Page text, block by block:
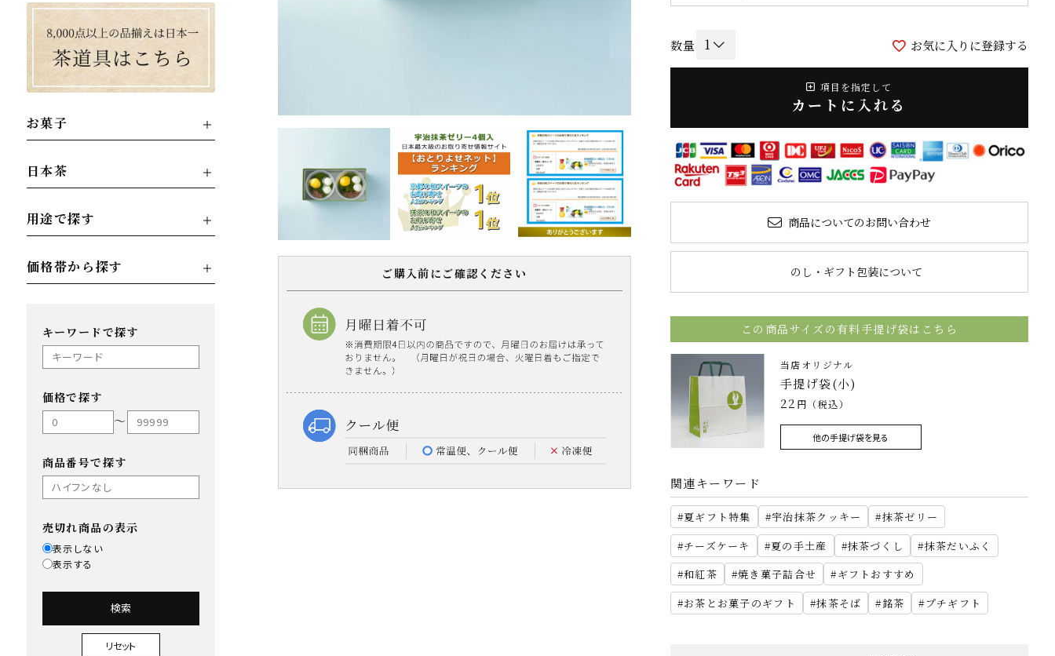
お菓子
日本茶
用途で探す
価格帯から探す
キーワードで探す
価格で探す
〜
商品番号で探す
売切れ商品の表示
表示しない
表示する
検索
リセット
ご購入前にご確認ください
お気に入りに登録する
項目を指定して
カートに入れる
商品についてのお問い合わせ
のし・ギフト包装について
この商品サイズの有料手提げ袋はこちら
当店オリジナル
手提げ袋(小)
22 円（税込）
他の手提げ袋を見る
関連キーワード
夏ギフト特集 宇治抹茶クッキー
抹茶ゼリー
チーズケーキ
夏の手土産 抹茶づくし
抹茶だいふく
和紅茶
焼き菓子詰合せ
ギフトおすすめ
お茶とお菓子のギフト
抹茶そば 銘茶 プチギフト